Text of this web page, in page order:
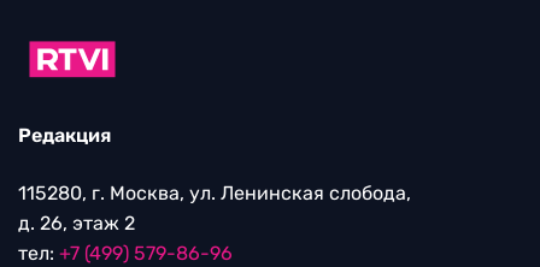
Редакция
115280, г. Москва, ул. Ленинская слобода,
д. 26, этаж 2
тел: +7 (499) 579-86-96